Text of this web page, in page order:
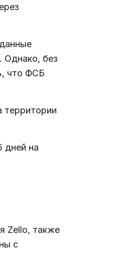
Однако, без
что ФСБ
территории
дней на
Zello, также
с